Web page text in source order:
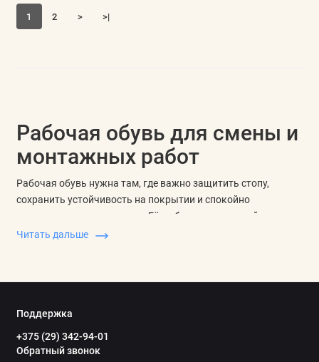
1 2 > >|
Рабочая обувь для смены и
монтажных работ
Рабочая обувь нужна там, где важно защитить стопу,
сохранить устойчивость на покрытии и спокойно
выдержать длинную смену. Её выбирают для стройки,
склада, мастерской, производства, хозяйственных и
или работа у станка. После этого сравнивают тип обуви,
высоту, размер и удобство посадки.
Читать дальше
Поддержка
+375 (29) 342-94-01
Обратный звонок